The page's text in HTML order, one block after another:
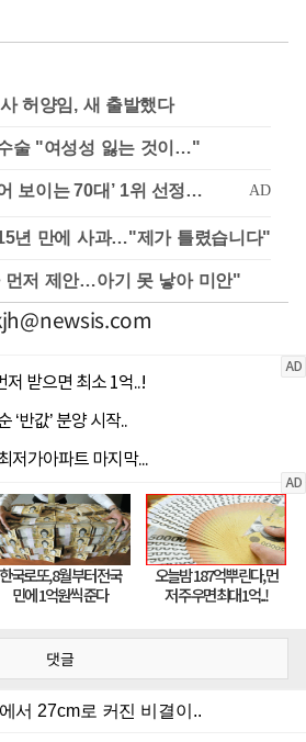
허양임, 새 출발했다
술 "여성성 잃는 것이…"
년 만에 사과…"제가 틀렸습니다"
먼저 제안…아기 못 낳아 미안"
댓글